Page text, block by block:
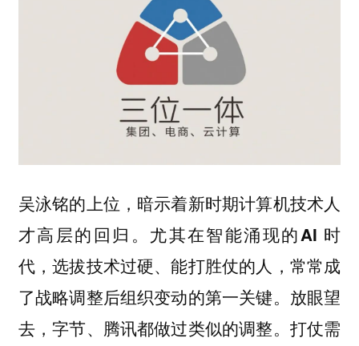
吴泳铭的上位，暗示着新时期计算机技术人
才高层的回归。尤其在智能涌现的AI 时
代，选拔技术过硬、能打胜仗的人，常常成
了战略调整后组织变动的第一关键。放眼望
去，字节、腾讯都做过类似的调整。打仗需